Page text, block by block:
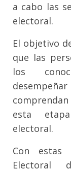
a cabo las
electoral.
El objetivo
que las
los
esta
electoral.
Con estas
Electoral